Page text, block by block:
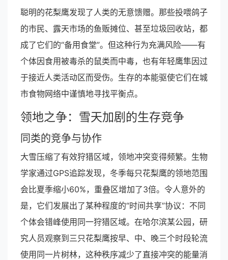
聪明的花梨鹰发现了人类的无意馈赠。那些投喂鸽子
的市民、露天市场的鱼贩摊位、甚至垃圾回收站，都
成了它们的“备用食堂”。但这种行为充满风险——有
个体因食用被毒杀的鼠类而中毒，也有年轻鹰隼因过
于接近人类活动区而受伤。生存的本能驱使它们在城
市食物网络中谨慎地寻找平衡点。
领地之争：雪天加剧的生存竞争
同类的竞争与协作
大雪压缩了有效狩猎区域，领地冲突变得频繁。生物
学家通过GPS追踪发现，冬季每只花梨鹰的领地范围
会比夏季缩小60%，重叠区增加了3倍。令人意外的
是，它们发展出了某种程度的“时间共享”协议：不同
个体会错峰使用同一狩猎区域。在哈尔滨某公园，研
究人员观察到三只花梨鹰按早、中、晚三个时段轮流
使用同一片树林，这种秩序减少了直接冲突的能量消